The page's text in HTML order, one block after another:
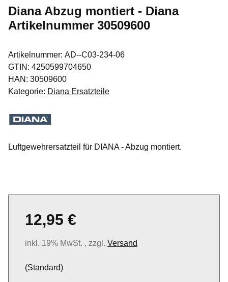
Diana Abzug montiert - Diana
Artikelnummer 30509600
Artikelnummer: AD--C03-234-06
GTIN: 4250599704650
HAN: 30509600
Kategorie: Diana Ersatzteile
Luftgewehrersatzteil für DIANA - Abzug montiert.
12,95 €
inkl. 19% MwSt. , zzgl. Versand
(Standard)